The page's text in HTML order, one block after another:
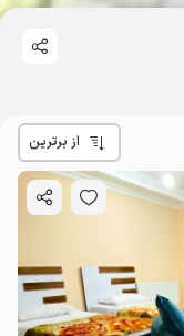
از برترین